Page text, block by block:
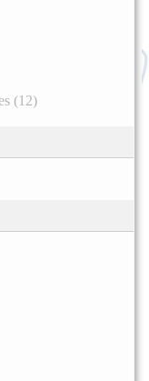
(12)